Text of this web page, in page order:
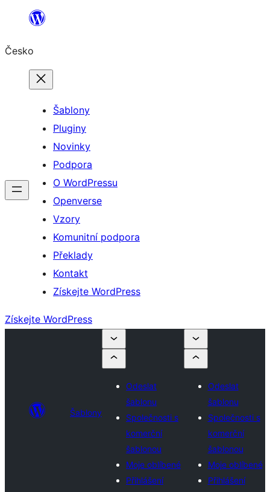
Přeskočit
obsah
Česko
Šablony
Pluginy
Novinky
Podpora
O WordPressu
Openverse
Vzory
Komunitní podpora
Překlady
Kontakt
Získejte WordPress
Získejte WordPress
Šablony
Odeslat
šablonu
Společnosti s
komerční
šablonou
Moje oblíbené
Přihlášení
Odeslat
šablonu
Společnosti s
komerční
šablonou
Moje oblíbené
Přihlášení